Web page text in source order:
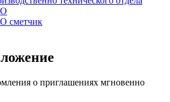
сметчик
о приглашениях мгновенно